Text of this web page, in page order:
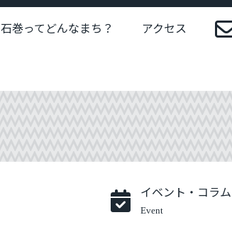
石巻ってどんなまち？ アクセス
イベント・コラム
Event